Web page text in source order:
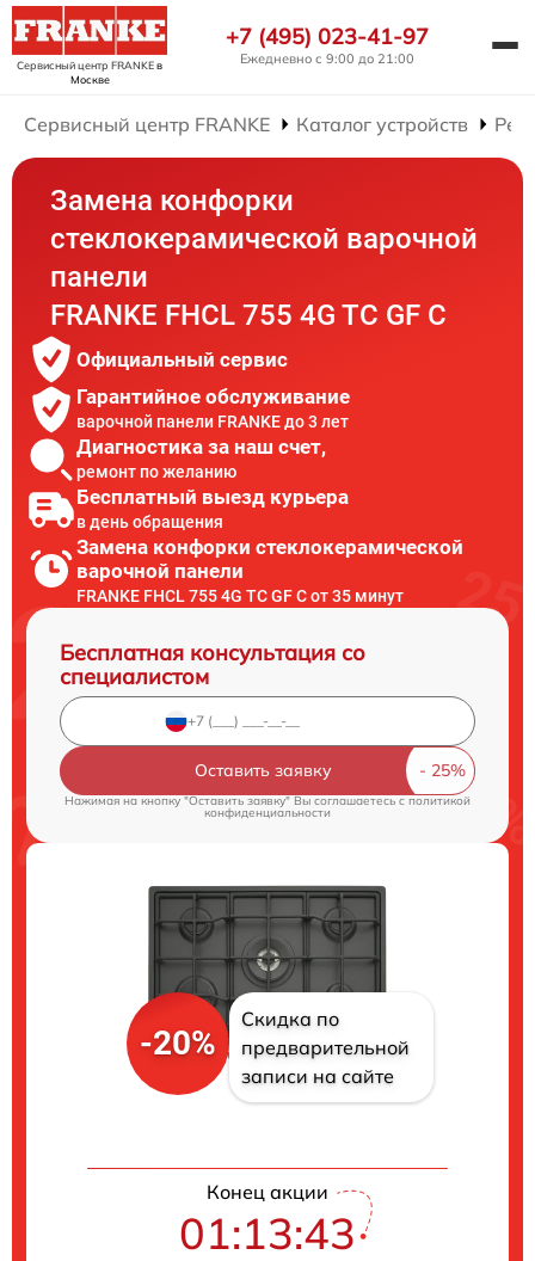
Сервисный центр FRANKEв
Москве
+7 (495) 023-41-97
Ежедневно с 9:00 до 21:00
Сервисный центр FRANKE Каталог устройств
Замена конфорки
стеклокерамической варочной
панели
FRANKE FHCL 755 4G TC GF C
Официальный сервис
Гарантийное обслуживание
варочной панели FRANKE до 3 лет
Диагностика за наш счет,
ремонт по желанию
Бесплатный выезд курьера
в день обращения
Замена конфорки стеклокерамической
варочной панели
FRANKE FHCL 755 4G TC GF C от 35 минут
Бесплатная консультация со
специалистом
Оставить заявку
Нажимая на кнопку "Оставить заявку" Вы соглашаетесь cполитикой
конфиденциальности
-20%
Скидка по
предварительной
записи на сайте
Конец акции
01:13:42